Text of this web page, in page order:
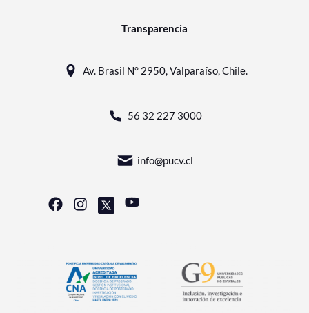
Transparencia
Av. Brasil N° 2950, Valparaíso, Chile.
56 32 227 3000
info@pucv.cl